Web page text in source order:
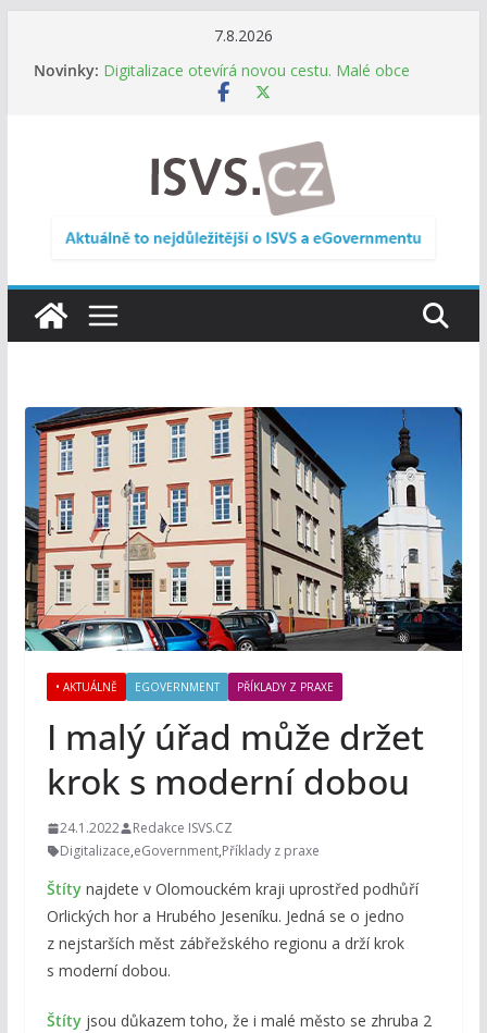
7.8.2026
Novinky: Digitalizace otevírá novou cestu. Malé obce
nemusí zanikat, mohou více spolupracovat
DIA: Informační systém dlouhodobého řízení
(ISDŘ) je od července v plném provozu
RVIS – Výbor pro architekturu a řízení ICT
zveřejnil materiály z nového jednání
Informace o obcích vždy po ruce. SMS ČR spouští
• AKTUÁLNĚ EGOVERNMENT PŘÍKLADY Z PRAXE
I malý úřad může držet
krok s moderní dobou
24.1.2022
Redakce ISVS.CZ
Digitalizace,eGovernment,Příklady z praxe
Štíty najdete v Olomouckém kraji uprostřed podhůří
Orlických hor a Hrubého Jeseníku. Jedná se o jedno
z nejstarších měst zábřežského regionu a drží krok
s moderní dobou.
Štíty jsou důkazem toho, že i malé město se zhruba 2